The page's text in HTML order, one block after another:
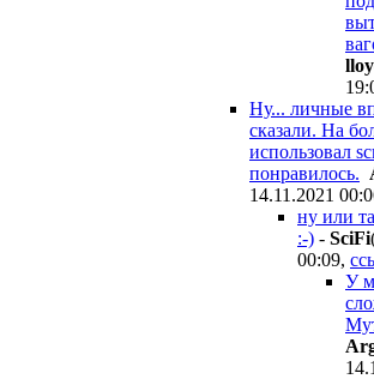
Ну... личные
сказали. На
использовал
понравилось.
14.11.2021
ну или
:-) - SciFi
00:09,
У